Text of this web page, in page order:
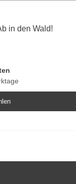
in den Wald!